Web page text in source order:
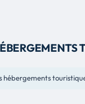
hébergements